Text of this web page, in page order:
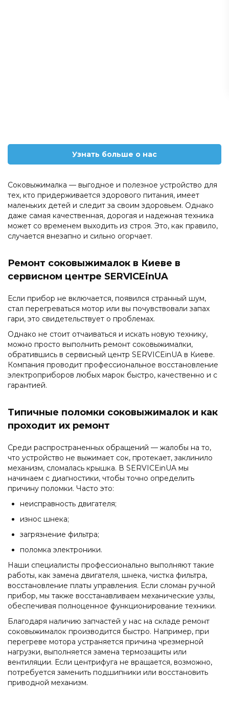
Узнать больше о нас
Соковыжималка — выгодное и полезное устройство для
тех, кто придерживается здорового питания, имеет
маленьких детей и следит за своим здоровьем. Однако
даже самая качественная, дорогая и надежная техника
может со временем выходить из строя. Это, как правило,
случается внезапно и сильно огорчает.
Ремонт соковыжималок в Киеве в
сервисном центре SERVICEinUA
Если прибор не включается, появился странный шум,
стал перегреваться мотор или вы почувствовали запах
гари, это свидетельствует о проблемах.
Однако не стоит отчаиваться и искать новую технику,
можно просто выполнить ремонт соковыжималки,
обратившись в сервисный центр SERVICEinUA в Киеве.
Компания проводит профессиональное восстановление
электроприборов любых марок быстро, качественно и с
гарантией.
Типичные поломки соковыжималок и как
проходит их ремонт
Среди распространенных обращений — жалобы на то,
что устройство не выжимает сок, протекает, заклинило
механизм, сломалась крышка. В SERVICEinUA мы
начинаем с диагностики, чтобы точно определить
причину поломки. Часто это:
неисправность двигателя;
износ шнека;
загрязнение фильтра;
поломка электроники.
Наши специалисты профессионально выполняют такие
работы, как замена двигателя, шнека, чистка фильтра,
восстановление платы управления. Если сломан ручной
прибор, мы также восстанавливаем механические узлы,
обеспечивая полноценное функционирование техники.
Благодаря наличию запчастей у нас на складе ремонт
соковыжималок производится быстро. Например, при
перегреве мотора устраняется причина чрезмерной
нагрузки, выполняется замена термозащиты или
вентиляции. Если центрифуга не вращается, возможно,
потребуется заменить подшипники или восстановить
приводной механизм.